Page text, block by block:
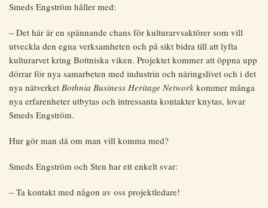
Smeds Engström håller med:
– Det här är en spännande chans för kulturarvsaktörer som vill
utveckla den egna verksamheten och på sikt bidra till att lyfta
kulturarvet kring Bottniska viken. Projektet kommer att öppna upp
dörrar för nya samarbeten med industrin och näringslivet och i det
nya nätverket Bothnia Business Heritage Network kommer många
nya erfarenheter utbytas och intressanta kontakter knytas, lovar
Smeds Engström.
Hur gör man då om man vill komma med?
Smeds Engström och Sten har ett enkelt svar:
– Ta kontakt med någon av oss projektledare!